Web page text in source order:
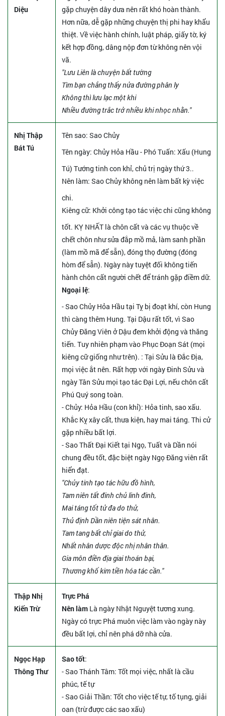
Diệu
gặp chuyện dây dưa nên rất khó hoàn thành.
Hơn nữa, dễ gặp những chuyện thị phi hay khẩu
thiệt. Về việc hành chính, luật pháp, giấy tờ, ký
kết hợp đồng, dâng nộp đơn từ không nên vội
vã.
"Lưu Liên là chuyện bất tường
Tìm bạn chẳng thấy nửa đường phân ly
Không thì lưu lạc một khi
Nhiều đường trắc trở nhiều khi nhọc nhằn."
Nhị Thập
Bát Tú
Tên sao: Sao Chủy
Tên ngày: Chủy Hỏa Hầu - Phó Tuấn: Xấu (Hung
Tú) Tướng tinh con khỉ, chủ trị ngày thứ 3..
Nên làm: Sao Chủy không nên làm bất kỳ việc
chi.
Kiêng cữ: Khởi công tạo tác việc chi cũng không
tốt. KỴ NHẤT là chôn cất và các vụ thuộc về
chết chôn như sửa đắp mồ mả, làm sanh phần
(làm mồ mã để sẵn), đóng thọ đường (đóng
hòm để sẵn). Ngày này tuyệt đối không tiến
hành chôn cất người chết để tránh gặp điềm dữ.
Ngoại lệ:
- Sao Chủy Hỏa Hầu tại Tỵ bị đoạt khí, còn Hung
thì càng thêm Hung. Tại Dậu rất tốt, vì Sao
Chủy Đăng Viên ở Dậu đem khởi động và thăng
tiến. Tuy nhiên phạm vào Phục Đoạn Sát (mọi
kiêng cữ giống như trên). : Tại Sửu là Đắc Địa,
mọi việc ắt nên. Rất hợp với ngày Đinh Sửu và
ngày Tân Sửu mọi tạo tác Đại Lợi, nếu chôn cất
Phú Quý song toàn.
- Chủy: Hỏa Hầu (con khỉ): Hỏa tinh, sao xấu.
Khắc Kỵ xây cất, thưa kiện, hay mai táng. Thi cử
gặp nhiều bất lợi.
- Sao Thất Đại Kiết tại Ngọ, Tuất và Dần nói
chung đều tốt, đặc biệt ngày Ngọ Đăng viên rất
hiển đạt.
"Chủy tinh tạo tác hữu đồ hình,
Tam niên tất đinh chủ linh đinh,
Mai táng tốt tử đa do thử,
Thủ định Dần niên tiện sát nhân.
Tam tang bất chỉ giai do thử,
Nhất nhân dược độc nhị nhân thân.
Gia môn điền địa giai thoán bại,
Thương khố kim tiền hóa tác cần."
Thập Nhị
Kiến Trừ
Trực Phá
Nên làm Là ngày Nhật Nguyệt tương xung.
Ngày có trực Phá muôn việc làm vào ngày này
đều bất lợi, chỉ nên phá dỡ nhà cửa.
Ngọc Hạp
Thông Thư
Sao tốt:
- Sao Thánh Tâm: Tốt mọi việc, nhất là cầu
phúc, tế tự
- Sao Giải Thần: Tốt cho việc tế tự, tố tụng, giải
oan (trừ được các sao xấu)